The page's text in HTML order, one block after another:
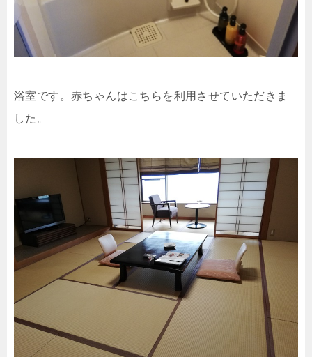
浴室です。赤ちゃんはこちらを利用させていただきま
した。